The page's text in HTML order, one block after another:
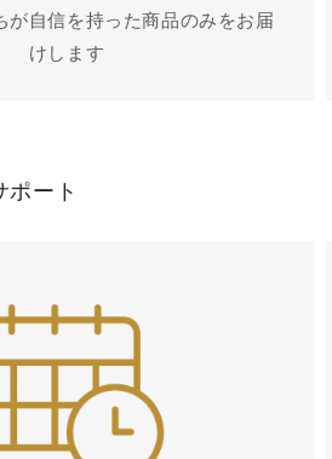
が自信を持った商品のみをお届
けします
ポート